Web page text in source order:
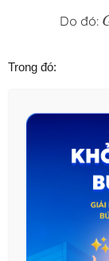
Trong đó:
f1 là tiêu cự
f2 là tiêu cự
Hy vọng với bài
học môn Vật lí lớp